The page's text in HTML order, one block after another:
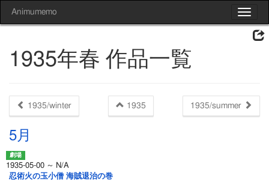
Toggle
Animumemo
1935年春 作品一覧
1935/winter 1935 1935/summer
5月
1935-05-00 ～ N/A
忍術火の玉小僧 海賊退治の巻